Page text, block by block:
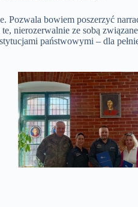
Pozwala bowiem poszerzyć
nierozerwalnie ze sobą
państwowymi – dla